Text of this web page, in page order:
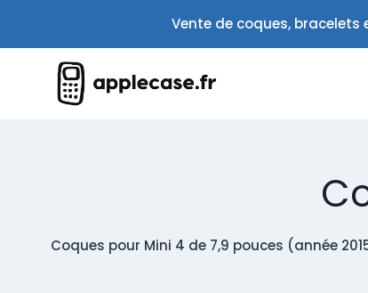
contenu
Vente de coques, bracelets
Coques pour Mini 4 de 7,9 pouces (année